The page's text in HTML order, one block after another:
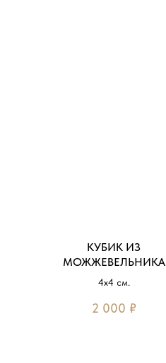
КУБИК ИЗ
МОЖЖЕВЕЛЬНИКА
4х4 см.
2 000 ₽